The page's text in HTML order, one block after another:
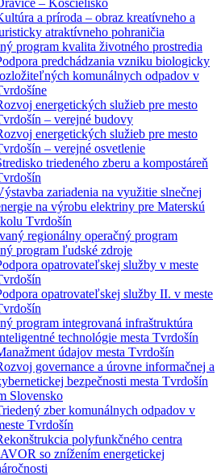
– Kościelisko
a príroda – obraz kreatívneho a
atraktívneho pohraničia
program kvalita životného prostredia
predchádzania vzniku biologicky
komunálnych odpadov v
energetických služieb pre mesto
– verejné budovy
energetických služieb pre mesto
– verejné osvetlenie
triedeného zberu a kompostáreň
zariadenia na využitie slnečnej
na výrobu elektriny pre Materskú
Tvrdošín
regionálny operačný program
program ľudské zdroje
opatrovateľskej služby v meste
opatrovateľskej služby II. v meste
program integrovaná infraštruktúra
technológie mesta Tvrdošín
údajov mesta Tvrdošín
governance a úrovne informačnej a
bezpečnosti mesta Tvrdošín
Slovensko
zber komunálnych odpadov v
Tvrdošín
polyfunkčného centra
so znížením energetickej